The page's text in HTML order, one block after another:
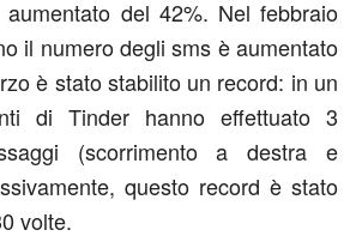
aumentato del 42%. Nel febbraio
il numero degli sms è aumentato
è stato stabilito un record: in un
di Tinder hanno effettuato 3
(scorrimento a destra e
questo record è stato
volte.